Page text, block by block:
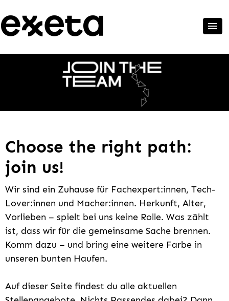
Choose the right path:
join us!
Wir sind ein Zuhause für Fachexpert:innen, Tech-
Lover:innen und Macher:innen. Herkunft, Alter,
Vorlieben – spielt bei uns keine Rolle. Was zählt
ist, dass wir für die gemeinsame Sache brennen.
Komm dazu – und bring eine weitere Farbe in
unseren bunten Haufen.
Auf dieser Seite findest du alle aktuellen